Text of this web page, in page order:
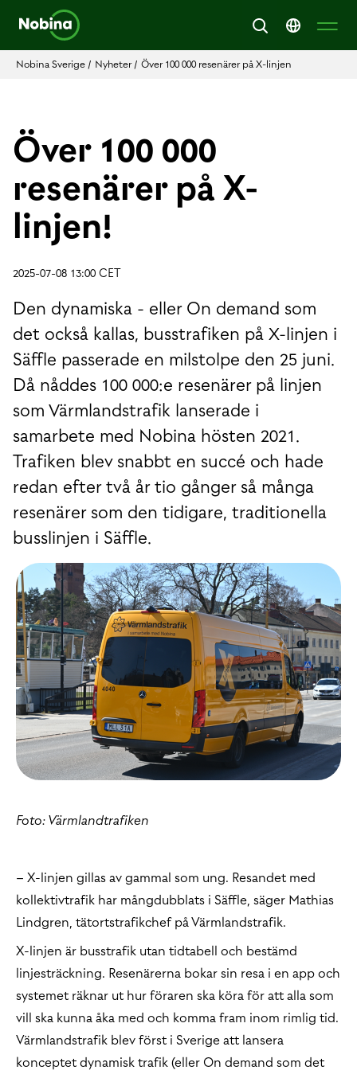
Nobina Sverige / Nyheter/ Över 100 000 resenärer på X-linjen
Över 100 000
resenärer på X-
linjen!
2025-07-08 13:00 CET
Den dynamiska - eller On demand som
det också kallas, busstrafiken på X-linjen i
Säffle passerade en milstolpe den 25 juni.
Då nåddes 100 000:e resenärer på linjen
som Värmlandstrafik lanserade i
samarbete med Nobina hösten 2021.
Trafiken blev snabbt en succé och hade
redan efter två år tio gånger så många
resenärer som den tidigare, traditionella
busslinjen i Säffle.
Foto: Värmlandtrafiken
– X-linjen gillas av gammal som ung. Resandet med
kollektivtrafik har mångdubblats i Säffle, säger Mathias
Lindgren, tätortstrafikchef på Värmlandstrafik.
X-linjen är busstrafik utan tidtabell och bestämd
linjesträckning. Resenärerna bokar sin resa i en app och
systemet räknar ut hur föraren ska köra för att alla som
vill ska kunna åka med och komma fram inom rimlig tid.
Värmlandstrafik blev först i Sverige att lansera
konceptet dynamisk trafik (eller On demand som det